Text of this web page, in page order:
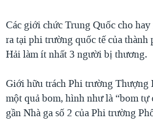
VĂN HOÁ
THỂ THAO
GIÁO DỤC
GROUND ZERO – XƯA VÀ NAY
CHI PHÍ CHIẾN TRANH AFGHANISTAN
THƯỢNG ĐỈNH TRUMP-KIM TẠI VIỆT
TRỊNH VĨNH BÌNH VS. CHÍNH PHỦ VIỆT
NGƯ DÂN VIỆT VÀ LÀN SÓNG TRỘM
Ngôn ngữ khác
Các giới chức Trung Quốc cho
ra tại phi trường quốc tế của thành
Hải làm ít nhất 3 người bị thương.
Giới hữu trách Phi trường Thượng
một quả bom, hình như là “bom tự
gần Nhà ga số 2 của Phi trường